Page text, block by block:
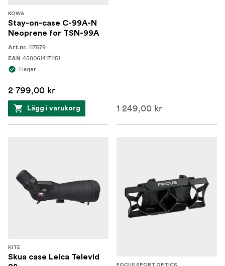
KOWA
Stay-on-case C-99A-N
Neoprene for TSN-99A
Art.nr. 117579
EAN 4580614171151
I lager
2 799,00 kr
Lägg i varukorg 1 249,00 kr
KITE
Skua case Leica Televid
FOCUS SPORT OPTICS